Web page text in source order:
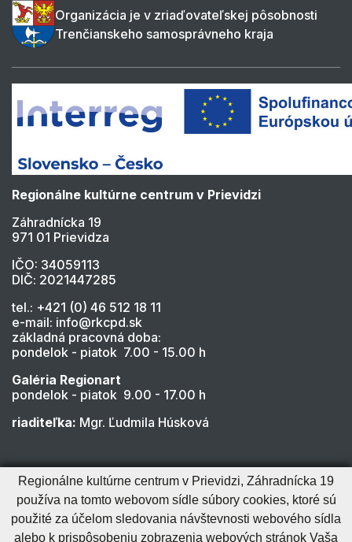
Organizácia je v zriaďovateľskej pôsobnosti
Trenčianskeho samosprávneho kraja
Regionálne kultúrne centrum v Prievidzi
Záhradnícka 19
971 01 Prievidza
IČO: 34059113
DIČ: 2021447285
tel.: +421 (0) 46 512 18 11
e-mail: info@rkcpd.sk
základná pracovná doba:
pondelok - piatok 7.00 - 15.00 h
Galéria Regionart
pondelok - piatok 9.00 - 17.00 h
riaditeľka: Mgr. Ľudmila Húsková
Cookies nastavenieCookies - viac informáciíVyhlásenie o prístupnosti
Regionálne kultúrne centrum v Prievidzi, Záhradnícka 19
používa na tomto webovom sídle súbory cookies, ktoré sú
použité za účelom sledovania návštevnosti webového sídla
alebo k prispôsobeniu zobrazenia webových stránok Vaša